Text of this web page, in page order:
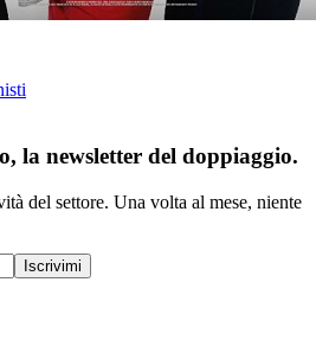
, la newsletter del doppiaggio.
del settore. Una volta al mese, niente
Iscrivimi